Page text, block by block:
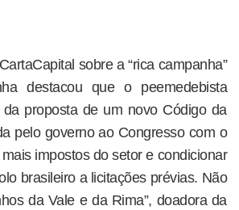
sobre a “rica campanha”
destacou que o peemedebista
da proposta de um novo Código da
pelo governo ao Congresso com o
impostos do setor e condicionar
brasileiro a licitações prévias. Não
da Vale e da Rima”, doadora da